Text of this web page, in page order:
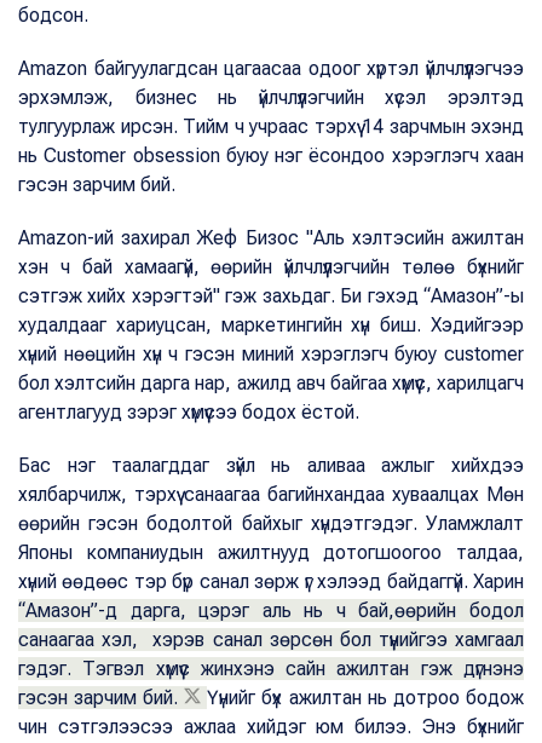
бодсон.
Amazon байгуулагдсан цагаасаа одоог хүртэл үйлчлүүлэгчээ
эрхэмлэж, бизнес нь үйлчлүүлэгчийн хүсэл эрэлтэд
тулгуурлаж ирсэн. Тийм ч учраас тэрхүү 14 зарчмын эхэнд
нь Customer obsession буюу нэг ёсондоо хэрэглэгч хаан
гэсэн зарчим бий.
Amazon-ий захирал Жеф Бизос "Аль хэлтэсийн ажилтан
хэн ч бай хамаагүй, өөрийн үйлчлүүлэгчийн төлөө бүхнийг
сэтгэж хийх хэрэгтэй" гэж захьдаг. Би гэхэд “Амазон”-ы
худалдааг хариуцсан, маркетингийн хүн биш. Хэдийгээр
хүний нөөцийн хүн ч гэсэн миний хэрэглэгч буюу customer
бол хэлтсийн дарга нар, ажилд авч байгаа хүмүүс, харилцагч
агентлагууд зэрэг хүмүүсээ бодох ёстой.
Бас нэг таалагддаг зүйл нь аливаа ажлыг хийхдээ
хялбарчилж, тэрхүү санаагаа багийнхандаа хуваалцах Мөн
өөрийн гэсэн бодолтой байхыг хүндэтгэдэг. Уламжлалт
Японы компаниудын ажилтнууд дотогшоогоо талдаа,
хүний өөдөөс тэр бүр санал зөрж үг хэлээд байдаггүй. Харин
“Амазон”-д дарга, цэрэг аль нь ч бай,өөрийн бодол
санаагаа хэл, хэрэв санал зөрсөн бол түүнийгээ хамгаал
гэдэг. Тэгвэл хүмүүс жинхэнэ сайн ажилтан гэж дүгнэнэ
гэсэн зарчим бий.
Үүнийг бүх ажилтан нь дотроо бодож
чин сэтгэлээсээ ажлаа хийдэг юм билээ. Энэ бүхнийг